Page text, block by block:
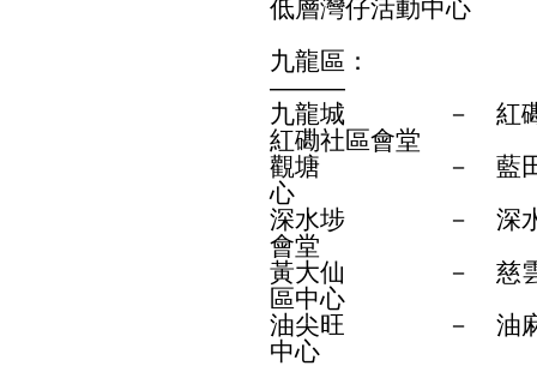
低層灣仔活動中心
九龍區：
———
九龍城 － 紅磡庇
紅磡社區會堂
觀塘 － 藍田啟田
心
深水埗 － 深水埗
會堂
黃大仙 － 慈雲山
區中心
油尖旺 － 油麻地
中心